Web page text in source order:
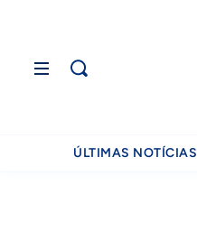
ÚLTIMAS NOTÍCIAS